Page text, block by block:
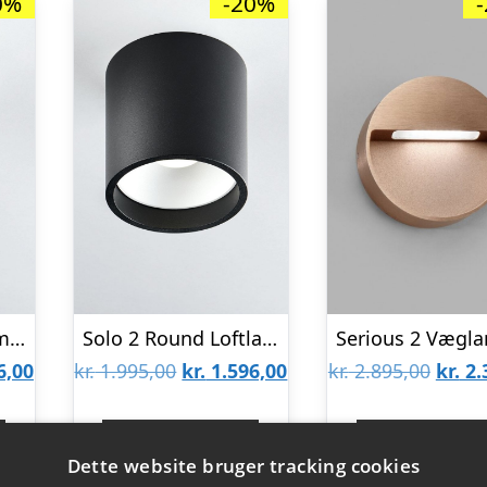
Solo Round Loftlampe Sort 2700K – LIGHT-POINT
Den
Solo 2 Round Loftlampe Sort 2700K – LIGHT-POINT
kr.1.995,00 Den
var:
kr. 1.596,00Den
er:
Gå til shop
kr.2.895,00 Den
kr.
Gå til shop
Dette website bruger tracking cookies